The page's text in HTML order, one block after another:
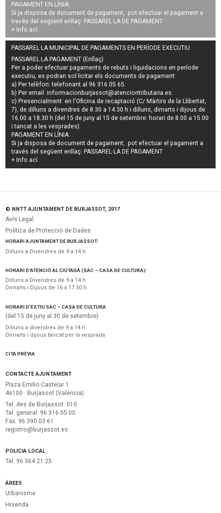
PAGAMENT EN LÍNIA:
Si ja disposa de document de pagament, pot efectuar el pagament a
través del següent enllaç: PASSAREL·LA DE PAGAMENT
+ Info ací.
PASSAREL·LA MUNICIPAL DE PAGAMENTS EN PERÍODE EXECUTIU
PASSAREL·LA PAGAMENT (Enllaç)
Per a poder efectuar pagaments derebuts i liquidacions en període
executiu, es podran sol·licitar els documents de pagament:
a) Per telèfon: telefonant al 96 316 05 65.
b) Per email:informacionburjassot@atenciontributaria.es.
c) Presencialment: en l'Oficina de recaptació (C/ Màrtirs de la Llibertat,
7), de dilluns a divendres de 8.30 a 14.30 h i dilluns, dimarts i dijous de
16.00 a 18.30 h (del 15 de juny al 15 de setembre: horari de 8.00 a 15.00
i tancat a les vesprades).
PAGAMENT EN LÍNIA:
Si ja disposa de document de pagament, pot efectuar el pagament a
través del següent enllaç: PASSAREL·LA DE PAGAMENT
+ Info ací.
© NNTT AJUNTAMENT DE BURJASSOT, 2017
Avís Legal
Política de Protecció de Dades
HORARI AJUNTAMENT DE BURJASSOT:
Dilluns a Divendres de 9 a 14 h
HORARI D’ATENCIÓ AL CIUTADÀ (SAC – CASA DE CULTURA):
Dilluns a Divendres de 9 a 14 h
Dimarts i Dijous de 16 a 17:50 h
HORARI D’ESTIU SAC – CASA DE CULTURA
(del 15 de juny al 30 de setembre)
Dilluns a divendres de 9 a 14 h
Dimarts i dijous tancat per la vesprada
CITA PRÈVIA
CONTACTE AJUNTAMENT
Plaza Emilio Castelar 1
46100 · Burjassot (València)
Tel. des de Burjassot: 010
Tel. general: 96 316 05 00
Fax. 96 390 03 61
registro@burjassot.es
POLICIA LOCAL
Tel. 96 364 21 25
ÀREES
Urbanisme
Hisenda